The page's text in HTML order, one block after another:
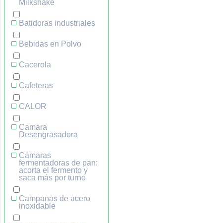
Milkshake
Batidoras industriales
Bebidas en Polvo
Cacerola
Cafeteras
CALOR
Camara
Desengrasadora
Cámaras
fermentadoras de pan:
acorta el fermento y
saca más por turno
Campanas de acero
inoxidable